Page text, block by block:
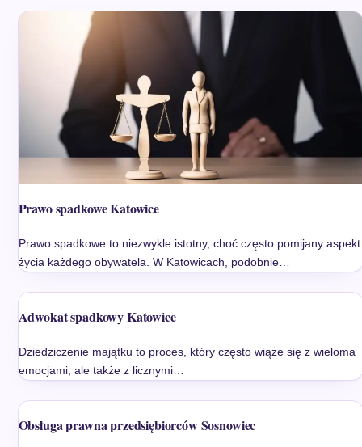
Prawo spadkowe Katowice
Prawo spadkowe to niezwykle istotny, choć często pomijany aspekt
życia każdego obywatela. W Katowicach, podobnie…
Adwokat spadkowy Katowice
Dziedziczenie majątku to proces, który często wiąże się z wieloma
emocjami, ale także z licznymi…
Obsługa prawna przedsiębiorców Sosnowiec